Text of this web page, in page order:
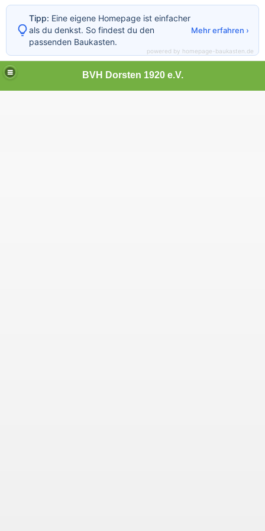
BVH Dorsten 1920 e.V.
Tipp: Eine eigene Homepage ist einfacher
als du denkst. So findest du den
passenden Baukasten.
Mehr erfahren ›
powered by homepage-baukasten.de